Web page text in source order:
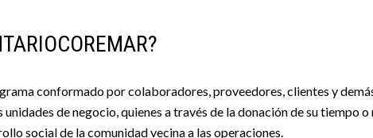
conformado por colaboradores, proveedores, clientes y
de negocio, quienes a través de la donación de su tiempo o
social de la comunidad vecina a las operaciones.